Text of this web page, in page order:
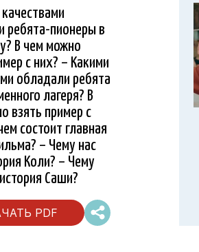
ребята-пионеры в
В чем можно
с них? – Какими
обладали ребята
лагеря? В
взять пример с
состоит главная
– Чему нас
Коли? – Чему
Саши?
PDF